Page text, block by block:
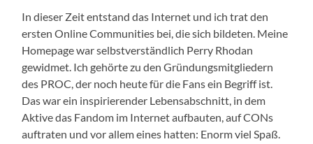
In dieser Zeit entstand das Internet und ich trat den
ersten Online Communities bei, die sich bildeten. Meine
Homepage war selbstverständlich Perry Rhodan
gewidmet. Ich gehörte zu den Gründungsmitgliedern
des PROC, der noch heute für die Fans ein Begriff ist.
Das war ein inspirierender Lebensabschnitt, in dem
Aktive das Fandom im Internet aufbauten, auf CONs
auftraten und vor allem eines hatten: Enorm viel Spaß.